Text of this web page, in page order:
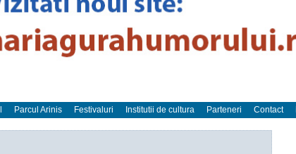
Parcul Arinis Festivaluri Institutii de cultura Parteneri Contact